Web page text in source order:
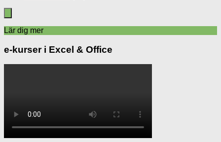
Lär dig mer
e-kurser i Excel & Office